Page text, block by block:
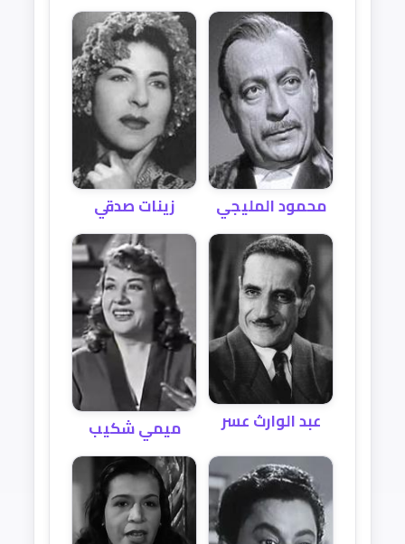
محمود المليجي زينات صدقي
عبد الوارث عسر ميمي شكيب